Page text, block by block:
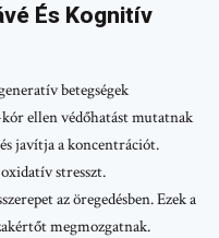
És Kognitív
betegségek
ellen védőhatást mutatnak
javítja a koncentrációt.
stresszt.
az öregedésben. Ezek a
megmozgatnak.